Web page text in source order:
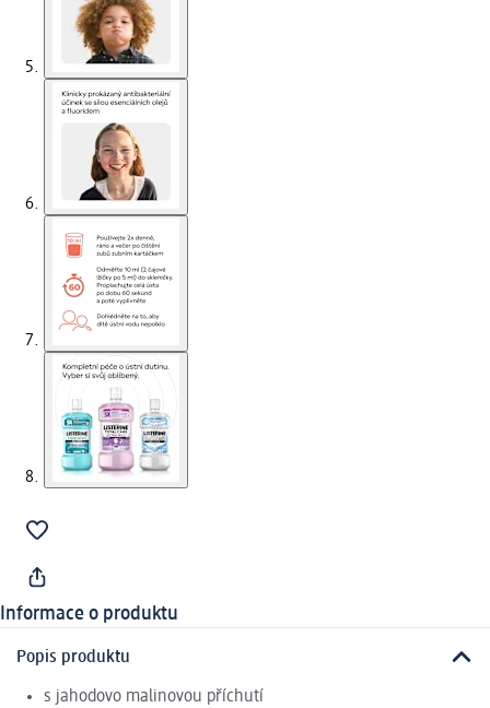
Informace o produktu
Popis produktu
s jahodovo malinovou příchutí